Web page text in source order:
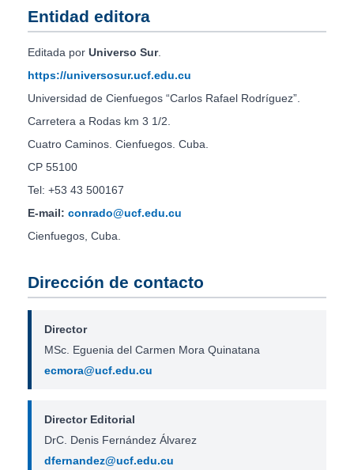
Entidad editora
Editada por Universo Sur.
https://universosur.ucf.edu.cu
Universidad de Cienfuegos “Carlos Rafael Rodríguez”.
Carretera a Rodas km 3 1/2.
Cuatro Caminos. Cienfuegos. Cuba.
CP 55100
Tel: +53 43 500167
E-mail: conrado@ucf.edu.cu
Cienfuegos, Cuba.
Dirección de contacto
Director
MSc. Eguenia del Carmen Mora Quinatana
ecmora@ucf.edu.cu
Director Editorial
DrC. Denis Fernández Álvarez
dfernandez@ucf.edu.cu